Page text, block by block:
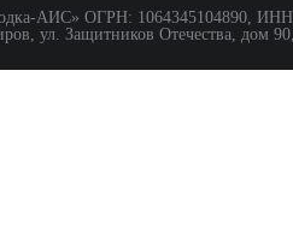
АИС» ОГРН: 1064345104890,
ул. Защитников Отечества, дом